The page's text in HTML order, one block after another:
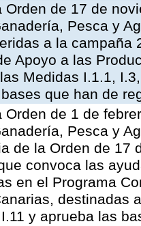
Orden de 17 de
Pesca y
a la campaña
Apoyo a las
Medidas I.1.1,
que han de
Orden de 1 de
Pesca y
de la Orden de 17
convoca las
en el Programa
destinadas
y aprueba las